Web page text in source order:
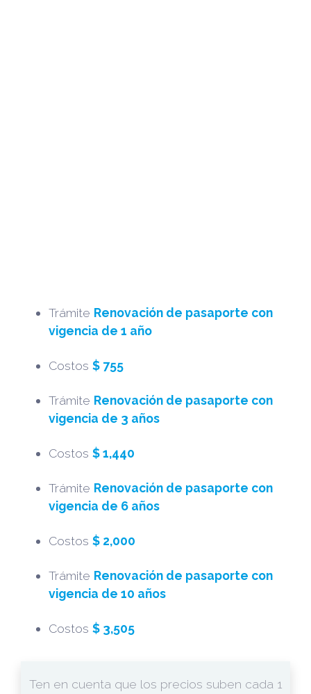
Trámite Renovación de pasaporte con
vigencia de 1 año
Costos $ 755
Trámite Renovación de pasaporte con
vigencia de 3 años
Costos $ 1,440
Trámite Renovación de pasaporte con
vigencia de 6 años
Costos $ 2,000
Trámite Renovación de pasaporte con
vigencia de 10 años
Costos $ 3,505
Ten en cuenta que los precios suben cada 1